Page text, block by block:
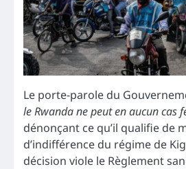
Le porte-parole du
le Rwanda ne peut en aucun cas
dénonçant ce qu’il qualifie de
d’indifférence du régime de
décision viole le Règlement